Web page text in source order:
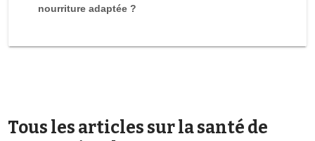
nourriture adaptée ?
Tous les articles sur la santé de